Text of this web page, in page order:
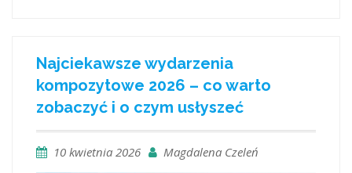
Najciekawsze wydarzenia
kompozytowe 2026 – co warto
zobaczyć i o czym usłyszeć
10 kwietnia 2026 Magdalena Czeleń